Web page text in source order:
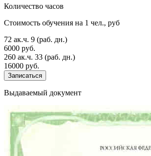
Количество часов
Стоимость обучения на 1 чел., руб
72 ак.ч. 9 (раб. дн.)
6000 руб.
260 ак.ч. 33 (раб. дн.)
16000 руб.
Записаться
Выдаваемый документ